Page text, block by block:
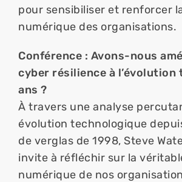
pour sensibiliser et renforcer
numérique des organisations.
Conférence : Avons-nous
cyber résilience à l’évolution
ans ?
À travers une analyse
évolution technologique
de verglas de 1998, Steve
invite à réfléchir sur la
numérique de nos